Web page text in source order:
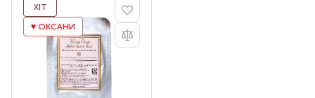
ХІТ
♥️ ОКСАНИ